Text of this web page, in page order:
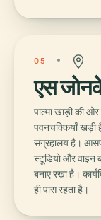
05
एस
पाल्मा खाड़ी की
पवनचक्कियाँ खड़ी
संग्रहालय है।
स्टूडियो और वाइन
बनाए रखा है।
ही पास रहता है।